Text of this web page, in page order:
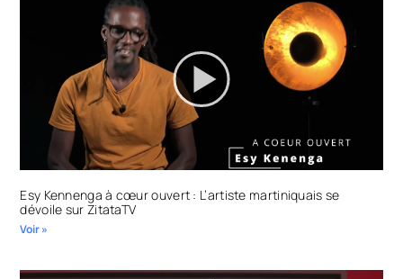
Esy Kennenga à cœur ouvert : L’artiste martiniquais se
dévoile sur ZitataTV
Voir »